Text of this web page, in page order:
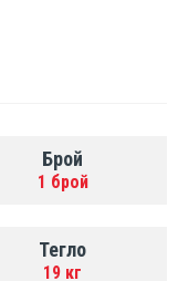
Брой
1 брой
Тегло
19 кг